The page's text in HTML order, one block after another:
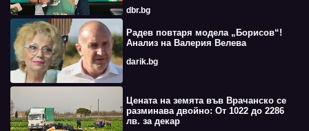
dbr.bg
Радев повтаря модела „Борисов“!
Анализ на Валерия Велева
darik.bg
Цената на земята във Врачанско се
разминава двойно: От 1022 до 2286
лв. за декар